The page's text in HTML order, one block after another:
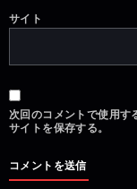
サイト
次回のコメントで使用す
サイトを保存する。